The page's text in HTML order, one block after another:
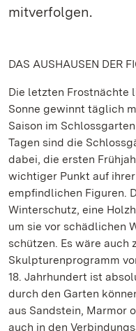
mitverfolgen.
DAS AUSHAUSEN DER
Die letzten Frostnächte
Sonne gewinnt täglich
Saison im
Tagen sind die
dabei, die ersten
wichtiger Punkt auf
empfindlichen Figuren.
Winterschutz, eine
um sie vor schädlichen
schützen. Es wäre auch
Skulpturenprogramm
18. Jahrhundert ist
durch den Garten
aus Sandstein, Marmor
auch in den